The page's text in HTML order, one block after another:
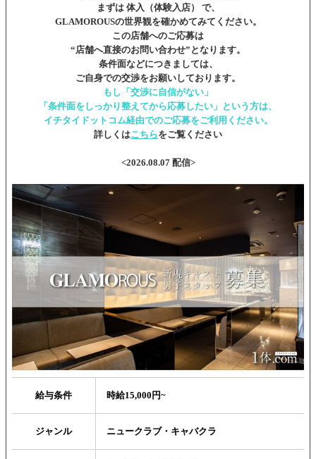
まずは 体入（体験入店） で、
GLAMOROUSの世界観を確かめてみてください。
この店舗へのご応募は
“店舗へ直接のお問い合わせ”となります。
条件面などにつきましては、
ご自身での交渉をお願いしております。
もし「交渉に自信がない」
「条件面をしっかり整えてから応募したい」という方は、
イチタイドットコム経由でのご応募をご利用ください。
詳しくはこちらをご覧ください
<2026.08.07 配信>
給与条件 時給15,000円~
ジャンル ニュークラブ・キャバクラ